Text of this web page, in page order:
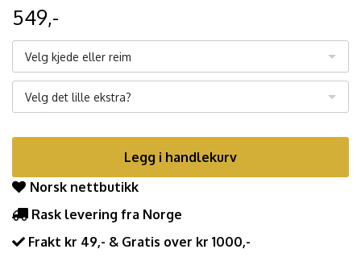
549,-
Velg kjede eller reim
Velg det lille ekstra?
Legg i handlekurv
Norsk nettbutikk
Rask levering fra Norge
Frakt kr 49,- & Gratis over kr 1000,-